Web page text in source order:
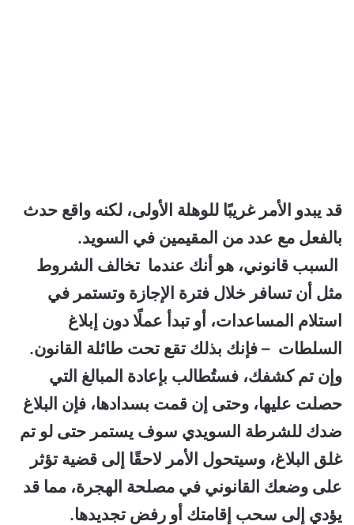
قد يبدو الأمر غريبًا للوهلة الأولى، لكنه واقع حدث
بالفعل مع عدد من المقيمين في السويد.
السبب قانوني، هو أنك عندما تخالف الشروط
مثل أن تسافر خلال فترة الإجازة وتستمر في
استلام المساعدات، أو تبدأ عملًا دون إبلاغ
السلطات – فإنك بذلك تقع تحت طائلة القانون.
وإن تم كشفك، فستُطالب بإعادة المبالغ التي
حصلت عليها، وحتى إن قمت بسدادها، فإن البلاغ
ضدك للشرطة السويدي سوف يستمر حتى لو تم
غلق البلاغ، وسيتحول الأمر لاحقًا إلى قضية تؤثر
على وضعك القانوني في مصلحة الهجرة، مما قد
يؤدي إلى سحب إقامتك أو رفض تجديدها.